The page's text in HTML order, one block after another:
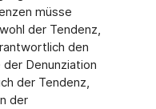
müsse
der Tendenz,
den
Denunziation
der Tendenz,
der